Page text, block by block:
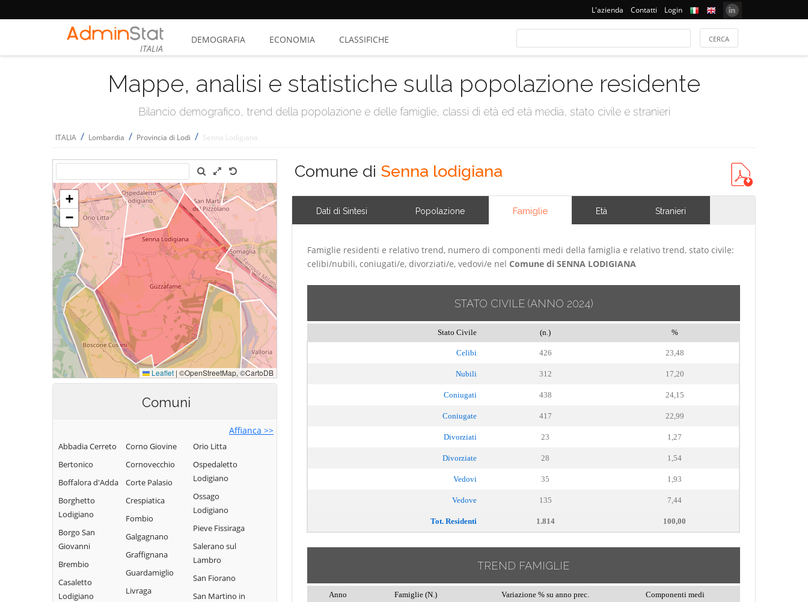
L'azienda Contatti Login
ITALIA
DEMOGRAFIA ECONOMIA CLASSIFICHE
Mappe, analisi e statistiche sulla popolazione residente
Bilancio demografico, trend della popolazione e delle famiglie, classi di età ed età media, stato civile e stranieri
ITALIA / Lombardia / Provincia di Lodi / Senna Lodigiana
Comuni
Affianca >>
Abbadia Cerreto
Bertonico
Boffalora d'Adda
Borghetto
Lodigiano
Borgo San
Giovanni
Brembio
Casaletto
Lodigiano
Corno Giovine
Cornovecchio
Corte Palasio
Crespiatica
Fombio
Galgagnano
Graffignana
Guardamiglio
Livraga
Orio Litta
Ospedaletto
Lodigiano
Ossago
Lodigiano
Pieve Fissiraga
Salerano sul
Lambro
San Fiorano
San Martino in
Comune di Senna lodigiana
Dati di Sintesi Popolazione Famiglie Età Stranieri
Famiglie residenti e relativo trend, numero di componenti medi della famiglia e relativo trend, stato civile:
celibi/nubili, coniugati/e, divorziati/e, vedovi/e nel Comune di SENNA LODIGIANA
STATO CIVILE (ANNO 2024)
Stato Civile (n.) %
Celibi 426 23,48
Nubili 312 17,20
Coniugati 438 24,15
Coniugate 417 22,99
Divorziati 23 1,27
Divorziate 28 1,54
Vedovi 35 1,93
Vedove 135 7,44
Tot. Residenti 1.814 100,00
TREND FAMIGLIE
Anno Famiglie (N.) Variazione % su anno prec. Componenti medi